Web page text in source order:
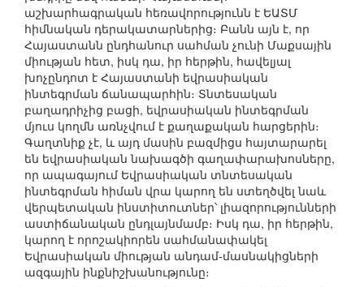
աշխարհագրական հեռավորությունն է ԵԱՏՄ
հիմնական դերակատարներից։ Բանն այն է, որ
Հայաստանն ընդհանուր սահման չունի Մաքսային
միության հետ, իսկ դա, իր հերթին, հավելյալ
խոչընդոտ է Հայաստանի եվրասիական
ինտեգրման ճանապարհին։ Տնտեսական
բաղադրիչից բացի, եվրասիական ինտեգրման
մյուս կողմն առնչվում է քաղաքական հարցերին։
Գաղտնիք չէ, և այդ մասին բազմիցս հայտարարել
են եվրասիական նախագծի գաղափարախոսները,
որ ապագայում Եվրասիական տնտեսական
ինտեգրման հիման վրա կարող են ստեղծվել նաև
վերպետական ինստիտուտներ՝ լիազորությունների
աստիճանական ընդլայնմամբ։ Իսկ դա, իր հերթին,
կարող է որոշակիորեն սահմանափակել
Եվրասիական միության անդամ-մասնակիցների
ազգային ինքնիշխանությունը։